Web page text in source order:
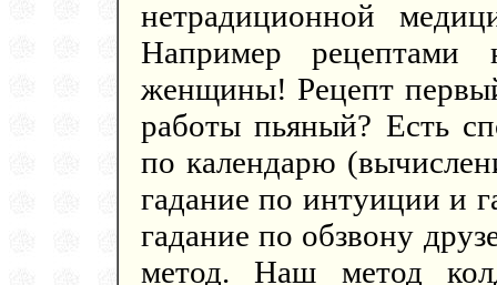
нетрадиционной
Например рецептами
женщины! Рецепт
работы пьяный? Есть
по календарю
гадание по интуиции и
гадание по обзвону
метод. Наш метод